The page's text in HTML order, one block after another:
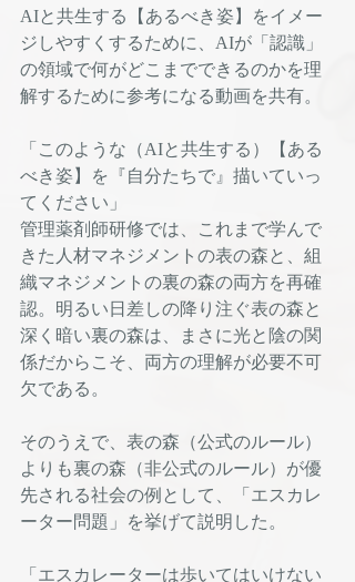
AIと共生する【あるべき姿】をイメー
ジしやすくするために、AIが「認識」
の領域で何がどこまでできるのかを理
解するために参考になる動画を共有。
「このような（AIと共生する）【ある
べき姿】を『自分たちで』描いていっ
てください」
管理薬剤師研修では、これまで学んで
きた人材マネジメントの表の森と、組
織マネジメントの裏の森の両方を再確
認。明るい日差しの降り注ぐ表の森と
深く暗い裏の森は、まさに光と陰の関
係だからこそ、両方の理解が必要不可
欠である。
そのうえで、表の森（公式のルール）
よりも裏の森（非公式のルール）が優
先される社会の例として、「エスカレ
ーター問題」を挙げて説明した。
「エスカレーターは歩いてはいけない